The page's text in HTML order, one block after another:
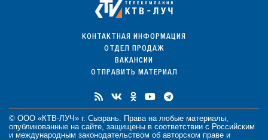
КОНТАКТНАЯ ИНФОРМАЦИЯ
ОТДЕЛ ПРОДАЖ
ВАКАНСИИ
ОТПРАВИТЬ МАТЕРИАЛ
© ООО «КТВ-ЛУЧ» г. Сызрань. Права на любые материалы
опубликованные на сайте, защищены в соответствии с Российским
и международным законодательством об авторском праве и